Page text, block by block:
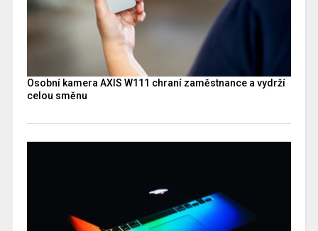
Osobní kamera AXIS W111 chraní zaměstnance a vydrží
celou směnu